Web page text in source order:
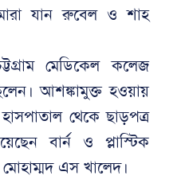
যান রুবেল ও শাহ
মেডিকেল কলেজ
আশঙ্কামুক্ত হওয়ায়
থেকে ছাড়পত্র
বার্ন ও প্লাস্টিক
মোহাম্মদ এস খালেদ।